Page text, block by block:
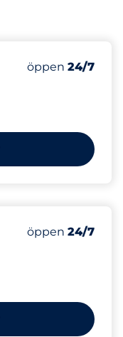
Lördag
öppen 24/7
Antal
Totalt antal
Lördag
öppen 24/7